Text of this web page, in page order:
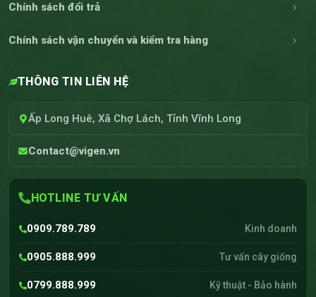
Chính sách đổi trả
Chính sách vận chuyển và kiểm tra hàng
THÔNG TIN LIÊN HỆ
Ấp Long Huê, Xã Chợ Lách, Tỉnh Vĩnh Long
Contact@vigen.vn
HOTLINE TƯ VẤN
0909.789.789 Kinh doanh
0905.888.999 Tư vấn cây giống
0799.888.999 Kỹ thuật - Bảo hành